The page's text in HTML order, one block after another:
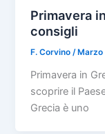
Primavera
consigli
F. Corvino/ Marzo
Primavera in
scoprire il
Grecia è uno